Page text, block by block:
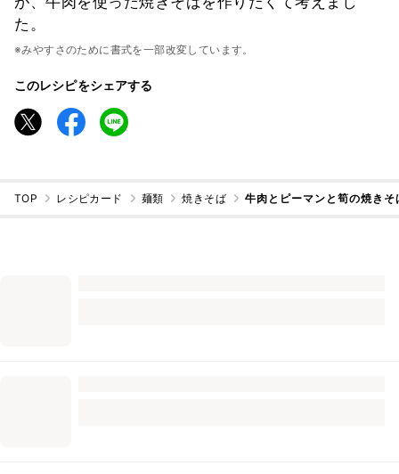
た。
※みやすさのために書式を一部改変しています。
このレシピをシェアする
TOP レシピカード 麺類 焼きそば 牛肉とピーマンと筍の焼きそ